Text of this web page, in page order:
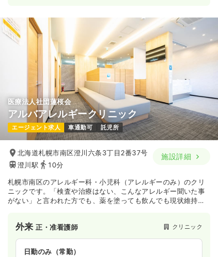
医療法人社団蓮桜会
アルバアレルギークリニック
エージェント求人 車通勤可 託児所
北海道札幌市南区澄川六条3丁目2番37号
澄川駅
10分
施設詳細
札幌市南区のアレルギー科・小児科（アレルギーのみ）のクリ
ニックです。「検査や治療はない、こんなアレルギー聞いた事
がない」と言われた方でも、薬を塗っても飲んでも現状維持が
脱毛も行っております。
外来正・准看護師 クリニック
日勤のみ（常勤）